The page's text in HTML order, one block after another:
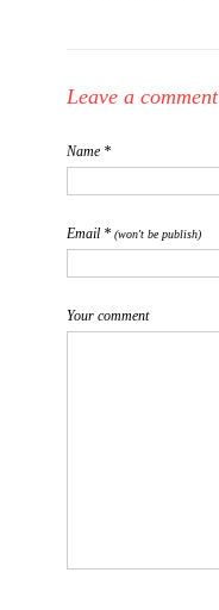
Leave a comment
Name *
Email * (won't be publish)
Your comment